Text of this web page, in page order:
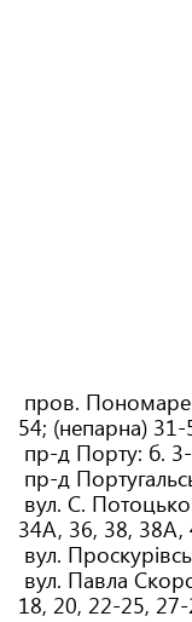
пров.
54; (непарна) 31-
пр-д Порту: б.
пр-д
вул. С.
34А, 36, 38,
вул.
вул. Павла
18, 20, 22-25,